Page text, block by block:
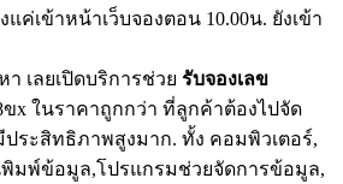
ค่เข้าหน้าเว็บจองตอน 10.00น. ยังเข้า
เลยเปิดบริการช่วย รับจองเลข
x ในราคาถูกกว่า ที่ลูกค้าต้องไปจัด
ระสิทธิภาพสูงมาก. ทั้ง คอมพิวเตอร์,
พิมพ์ข้อมูล,โปรแกรมช่วยจัดการข้อมูล,